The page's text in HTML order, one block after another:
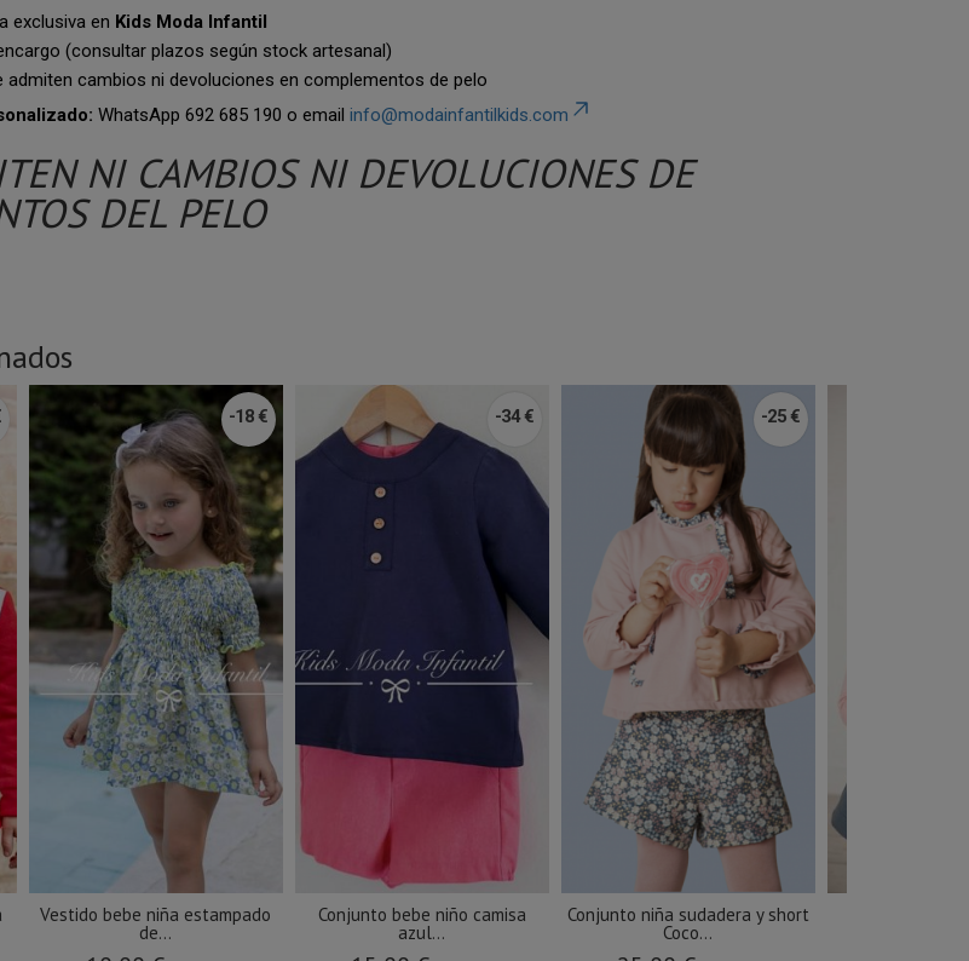
exclusiva en Kids Moda Infantil
(consultar plazos según stock artesanal)
admiten cambios ni devoluciones en complementos de pelo
WhatsApp 692 685 190 o emailinfo@modainfantilkids.com
NI CAMBIOS NI DEVOLUCIONES DE
DEL PELO
-18 €
Vestido bebe niña estampado
de...
-34 €
Conjunto bebe niño camisa
azul...
-25 €
Conjunto niña sudadera y short
Coco...